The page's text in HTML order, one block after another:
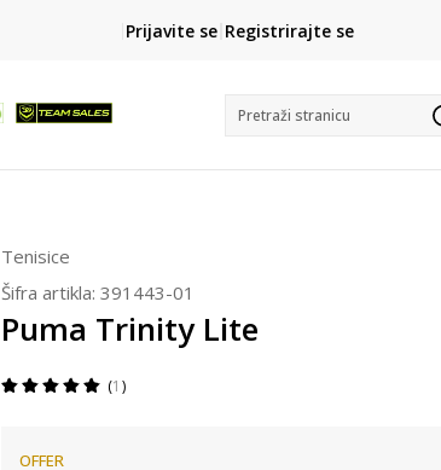
CLICK& COLLECT
besplatno preuzimanje u trgovini
Prijavite se Registrirajte se
Pretraži stranicu
Tenisice
Šifra artikla: 391443-01
Puma Trinity Lite
1
OFFER